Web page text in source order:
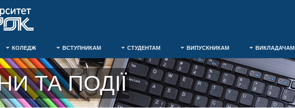
КОЛЕДЖ ВСТУПНИКАМ СТУДЕНТАМ ВИПУСКНИКАМ ВИКЛАДАЧАМ
ТА ПОДІЇ